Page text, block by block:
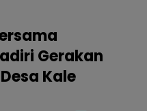
Gerakan
Kale